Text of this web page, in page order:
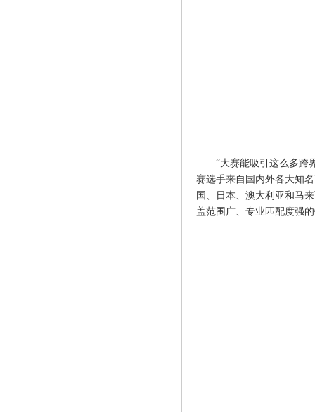
“大赛能吸引这么多跨
赛选手来自国内外各大知
国、日本、澳大利亚和马
盖范围广、专业匹配度强